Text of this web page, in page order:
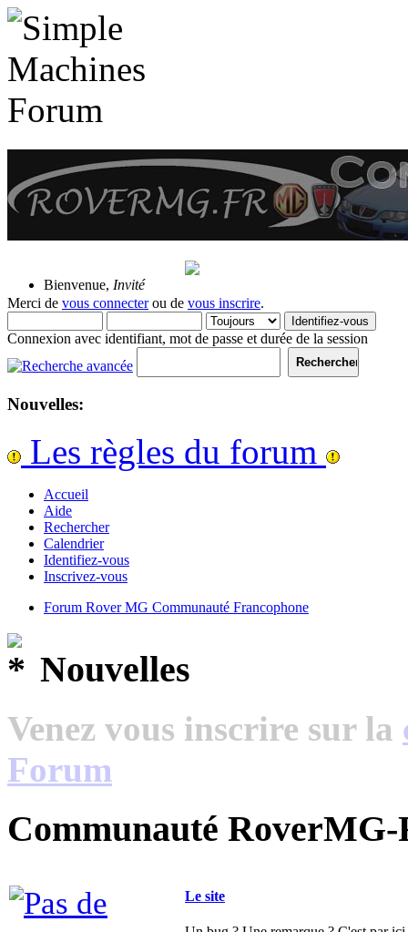
Bienvenue, Invité
Merci de vous connecterou de vous inscrire.
Connexion avec identifiant, mot de passe et durée de la session
Nouvelles:
Les règles du forum
Accueil
Aide
Rechercher
Calendrier
Identifiez-vous
Inscrivez-vous
Forum Rover MG Communauté Francophone
Nouvelles
Les règles du forum
Communauté RoverMG-
Un bug ? Une remarque ? C'est par
règles du forum !